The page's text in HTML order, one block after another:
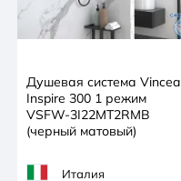
Душевая система Vincea
Inspire 300 1 режим
VSFW-3I22MT2RMB
(черный матовый)
Италия